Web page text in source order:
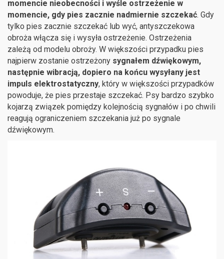
momencie nieobecności i wyśle ostrzeżenie w
momencie, gdy pies zacznie nadmiernie szczekać. Gdy
tylko pies zacznie szczekać lub wyć, antyszczekowa
obroża włącza się i wysyła ostrzeżenie. Ostrzeżenia
zależą od modelu obroży. W większości przypadku pies
najpierw zostanie ostrzeżony sygnałem dźwiękowym,
następnie wibracją, dopiero na końcu wysyłany jest
impuls elektrostatyczny, który w większości przypadków
powoduje, że pies przestaje szczekać. Psy bardzo szybko
kojarzą związek pomiędzy kolejnością sygnałów i po chwili
reagują ograniczeniem szczekania już po sygnale
dźwiękowym.